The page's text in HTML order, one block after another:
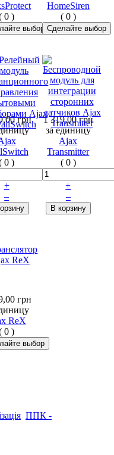
0)
HomeSiren
(0 )
грн
0)
+
–
1 319,00 грн
за единицу
Ajax
Transmitter
(0 )
+
–
грн
ReX
0)
ППК -